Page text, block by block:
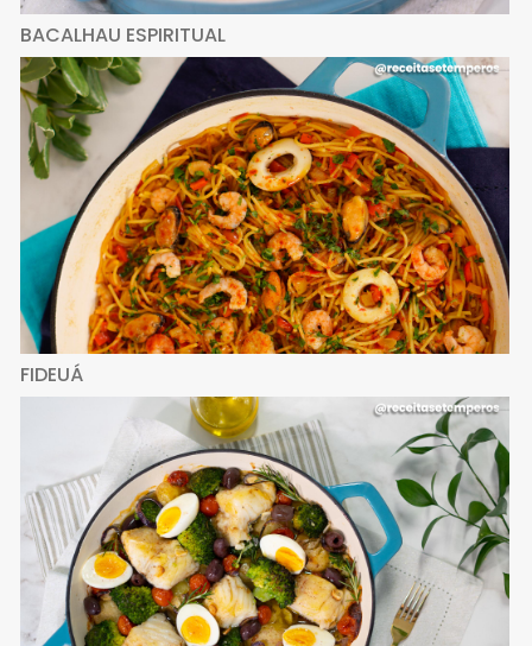
BACALHAU ESPIRITUAL
FIDEUÁ